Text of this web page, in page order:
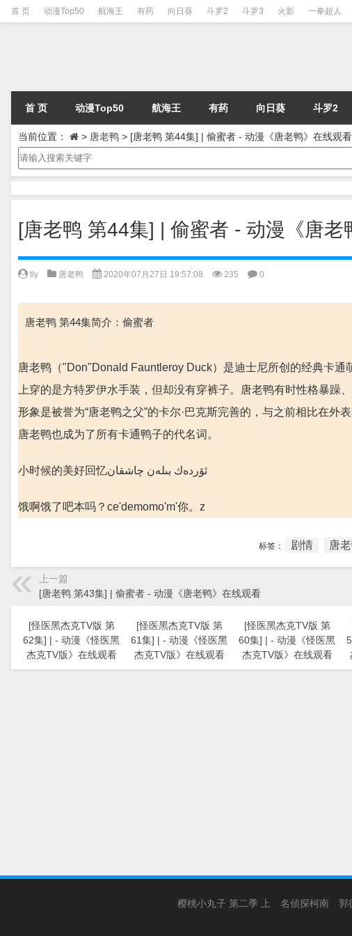
首 页 动漫Top50 航海王 有药 向日葵 斗罗2 斗罗3 火影 一拳超人
首 页 动漫Top50 航海王 有药 向日葵 斗罗2
当前位置： > 唐老鸭 > [唐老鸭 第44集] | 偷蜜者 - 动漫《唐老鸭》在线观看
[唐老鸭 第44集] | 偷蜜者 - 动漫《唐老
tly 唐老鸭 2020年07月27日 19:57:08 235 0
唐老鸭 第44集简介：偷蜜者
唐老鸭（"Don"Donald Fauntleroy Duck）是迪士尼所创的经典卡
上穿的是方特罗伊水手装，但却没有穿裤子。唐老鸭有时性格暴
形象是被誉为“唐老鸭之父”的卡尔·巴克斯完善的，与之前相比在外
唐老鸭也成为了所有卡通鸭子的代名词。
小时候的美好回忆ئۆردەك بىلەن چاشقان
饿啊饿了吧本吗？ce'demomo'm'你。z
标签： 剧情 唐
上一篇
[唐老鸭 第43集] | 偷蜜者 - 动漫《唐老鸭》在线观看
[怪医黑杰克TV版 第
62集] | - 动漫《怪医黑
杰克TV版》在线观看
[怪医黑杰克TV版 第
61集] | - 动漫《怪医黑
杰克TV版》在线观看
[怪医黑杰克TV版 第
60集] | - 动漫《怪医黑
杰克TV版》在线观看
樱桃小丸子 第二季 上 名侦探柯南 郭